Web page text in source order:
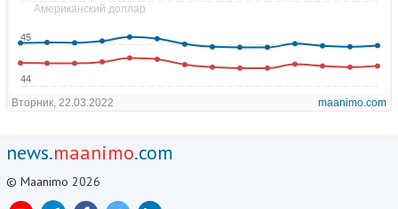
news.maanimo.com
© Maanimo 2026